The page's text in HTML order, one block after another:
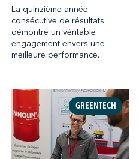
La quinzième année
consécutive de résultats
démontre un véritable
engagement envers une
meilleure performance.
GREENTECH